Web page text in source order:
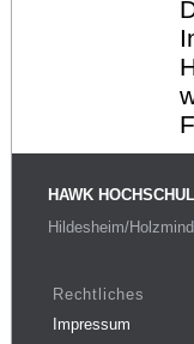
HAWK
Hildesheim/
Rechtliches
Impressum